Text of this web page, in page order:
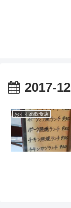
2017-12
おすすめ飲食店